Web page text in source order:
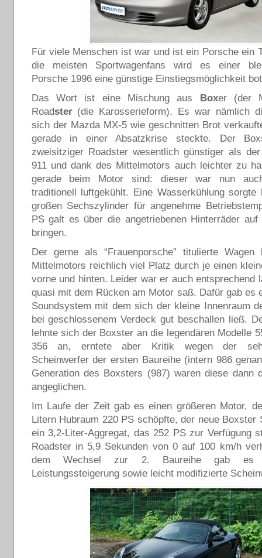
Für viele Menschen ist war und ist ein Porsche ein
die meisten Sportwagenfans wird es einer
Porsche 1996 eine günstige Einstiegsmöglichkeit
Das Wort ist eine Mischung aus Boxer (der
Roadster(die Karosserieform). Es war nämlich
sich der Mazda MX-5 wie geschnitten Brot
gerade in einer Absatzkrise steckte. Der
zweisitziger Roadster wesentlich günstiger als
911 und dank des Mittelmotors auch leichter zu
gerade beim Motor sind: dieser war nun
traditionell luftgekühlt. Eine Wasserkühlung
großen Sechszylinder für angenehme
PS galt es über die angetriebenen Hinterräder
bringen.
Der gerne als “Frauenporsche” titulierte
Mittelmotors reichlich viel Platz durch je einen
vorne und hinten. Leider war er auch entsprechend
quasi mit dem Rücken am Motor saß. Dafür gab es
Soundsystem mit dem sich der kleine Innenraum
bei geschlossenem Verdeck gut beschallen ließ.
lehnte sich der Boxster an die legendären Modelle
356 an, erntete aber Kritik wegen der
Scheinwerfer der ersten Baureihe (intern 986
Generation des Boxsters (987) waren diese dann
angeglichen.
Im Laufe der Zeit gab es einen größeren Motor,
Litern Hubraum 220 PS schöpfte, der neue Boxster
ein 3,2-Liter-Aggregat, das 252 PS zur Verfügung
Roadster in 5,9 Sekunden von 0 auf 100 km/h
dem Wechsel zur 2. Baureihe gab es
Leistungssteigerung sowie leicht modifizierte